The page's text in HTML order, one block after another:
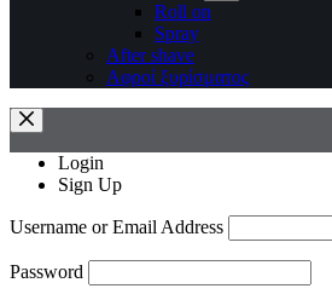
Roll on
Spray
After shave
Αφροί ξυρίσματος
Login
Sign Up
Username or Email Address
Password